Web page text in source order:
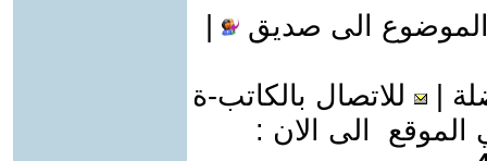
الى صديق
للاتصال بالكاتب-ة
الى الان :